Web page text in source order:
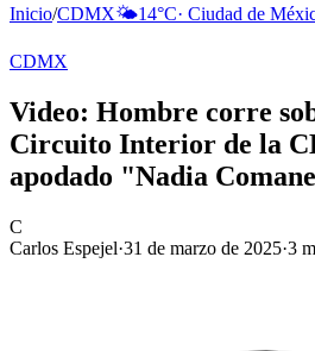
Inicio/CDMX🌤️14°C· Ciudad de
CDMX
Video: Hombre corre
Circuito Interior de la
apodado "Nadia
C
Carlos Espejel·31 de marzo de 2025·3